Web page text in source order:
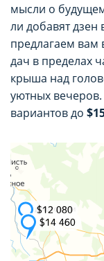
мысли о
ли добавят
предлагаем вам
дач в пределах
крыша над
уютных
вариантов до